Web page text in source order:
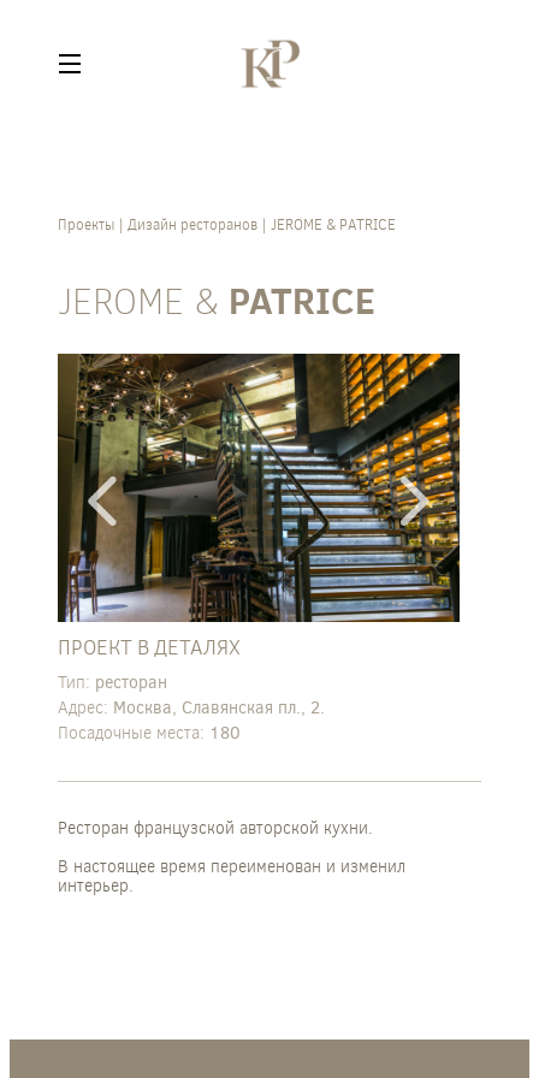
Проекты Дизайн ресторанов JEROME & PATRICE
JEROME & PATRICE
ПРОЕКТ В ДЕТАЛЯХ
Тип: ресторан
Адрес: Москва, Славянская пл., 2.
Посадочные места: 180
Ресторан французской авторской кухни.
В настоящее время переименован и изменил
интерьер.